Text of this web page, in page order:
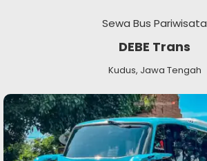
Sewa Bus Pariwisata
DEBE Trans
Kudus, Jawa Tengah